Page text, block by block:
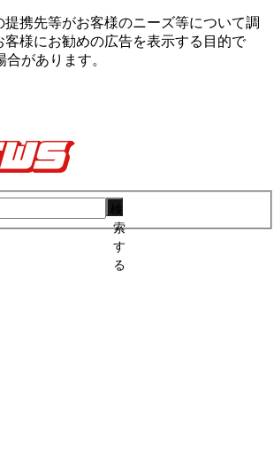
提携先等がお客様のニーズ等について調
客様にお勧めの広告を表⽰する⽬的で
があります。
索
す
る